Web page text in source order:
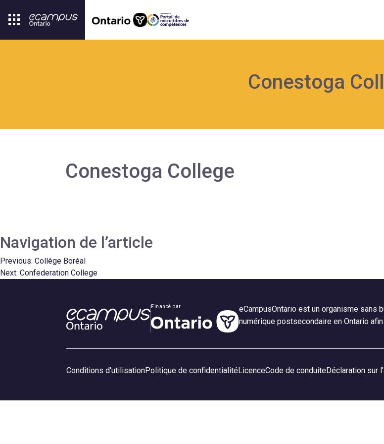
Conestoga
Conestoga College
Navigation de l’article
Previous: Collège Boréal
Next: Confederation College
Financé par
eCampusOntario est un organisme sans
numérique postsecondaire en Ontario
Conditions d'utilisationPolitique de confidentialitéLicenceCode de conduiteDéclaration sur